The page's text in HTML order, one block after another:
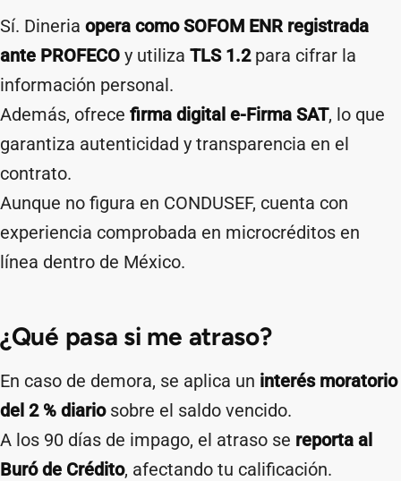
Sí. Dineria opera como SOFOM ENR registrada
ante PROFECO y utiliza TLS 1.2para cifrar la
información personal.
Además, ofrece firma digital e-Firma SAT, lo que
garantiza autenticidad y transparencia en el
contrato.
Aunque no figura en CONDUSEF, cuenta con
experiencia comprobada en microcréditos en
línea dentro de México.
¿Qué pasa si me atraso?
En caso de demora, se aplica un interés moratorio
del 2 % diariosobre el saldo vencido.
A los 90 días de impago, el atraso se reporta al
Buró de Crédito, afectando tu calificación.